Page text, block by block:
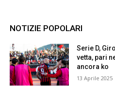
NOTIZIE POPOLARI
Serie D,
vetta, pari
ancora ko
13 Aprile 2025